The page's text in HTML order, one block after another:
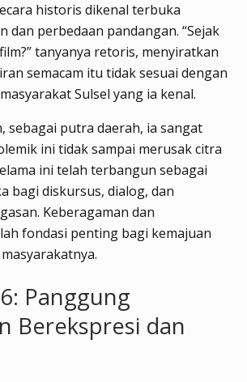
historis dikenal terbuka
dan perbedaan pandangan. “Sejak
tanyanya retoris, menyiratkan
semacam itu tidak sesuai dengan
Sulsel yang ia kenal.
sebagai putra daerah, ia sangat
ini tidak sampai merusak citra
ini telah terbangun sebagai
bagi diskursus, dialog, dan
Keberagaman dan
fondasi penting bagi kemajuan
Panggung
Berekspresi dan